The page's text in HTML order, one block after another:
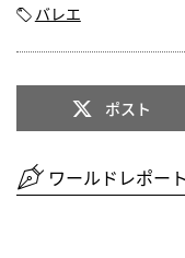
バレエ
ポスト
ワールドレポー